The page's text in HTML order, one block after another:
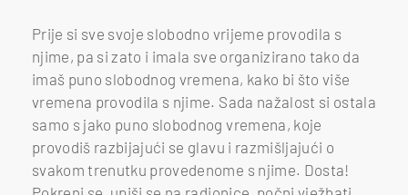
Prije si sve svoje slobodno vrijeme provodila s
njime, pa si zato i imala sve organizirano tako da
imaš puno slobodnog vremena, kako bi što više
vremena provodila s njime. Sada nažalost si ostala
samo s jako puno slobodnog vremena, koje
provodiš razbijajući se glavu i razmišljajući o
svakom trenutku provedenome s njime. Dosta!